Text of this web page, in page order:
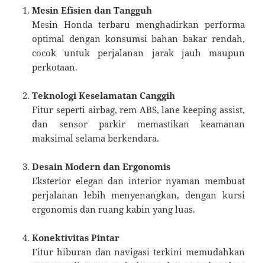
Mesin Efisien dan Tangguh
Mesin Honda terbaru menghadirkan performa
optimal dengan konsumsi bahan bakar rendah,
cocok untuk perjalanan jarak jauh maupun
perkotaan.
Teknologi Keselamatan Canggih
Fitur seperti airbag, rem ABS, lane keeping assist,
dan sensor parkir memastikan keamanan
maksimal selama berkendara.
Desain Modern dan Ergonomis
Eksterior elegan dan interior nyaman membuat
perjalanan lebih menyenangkan, dengan kursi
ergonomis dan ruang kabin yang luas.
Konektivitas Pintar
Fitur hiburan dan navigasi terkini memudahkan